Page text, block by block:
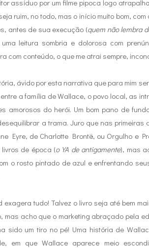
assíduo por um filme pipoca logo
ruim, no todo, mas o início muito bom,
antes de sua execução (quem não lembra
leitura sombria e dolorosa com
com conteúdo, o que me atrai sempre,
ávido por esta narrativa que para mim
a família de Wallace, o povo local, as
amorosos do herói. Um bom pano de
a trama. Juro que nas
Eyre, de Charlotte Brontë, ou Orgulho e
de época (o YA de antigamente), mas
o rosto pintado de azul e enfrentando
exagera tudo! Talvez o livro seja até bem
mas acho que o marketing abraçado pela
sido um tiro no pé! Uma história de
em que Wallace aparece meio